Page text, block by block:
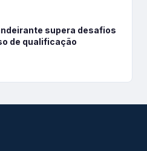
supera desafios
de qualificação